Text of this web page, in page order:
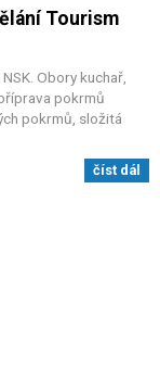
Tourism
Obory kuchař,
pokrmů
pokrmů, složitá
číst dál